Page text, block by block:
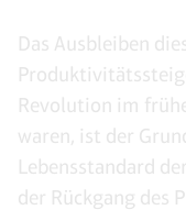
Das Ausbleiben
Revolution im
waren, ist der
Lebensstandard
der Rückgang des